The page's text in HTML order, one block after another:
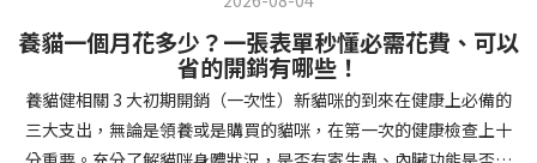
多步驟動作等。使用延遲獎勵技巧，讓幼犬學會即使沒有立即獎勵
也能保持良好行為。引入不同環境中的訓練，如公園、寵物店等，
幫助幼犬在各種情境下都能聽從指令。維持良好習慣 成功的訓練不
是一次性的，而是需要持續維護。即使幼犬已經掌握所有技能，也
要定期複習，防止行為退化。將訓練融入日常生活，如出門前的
的貓咪，如拉肚子超過2-3天，建議直接尋求獸醫師協助。並記得提
供觀察紀錄給予獸醫師進行專業判斷。貓咪拉肚子但精神很好？如
果飼主有發現貓咪拉肚子的情形，但貓咪的精神很好。有可能與飲
食方便相關，回想是否進食新的食物，或是正進行飼料更換的過
抓癢或舔舐特定部位，同時伴隨掉毛，很可能是過敏在作怪呢！貓
咪掉毛原因3. 營養不足貓咪的毛髮健康與營養息息相關！當貓咪飲
食中缺乏必要的蛋白質、脂肪酸（尤其是Omega-3和Omega-
6）、維生素或礦物質時，毛髮就會變得乾燥、脆弱，容易斷裂脫
落。長期餵食低品質或不均衡的貓糧，可能使貓咪營養不良，進而
養貓一個月花多少？一張表單秒懂必需花費、可以
省的開銷有哪些！
養貓健相關 3 大初期開銷（一次性）新貓咪的到來在健康上必備的
三大支出，無論是領養或是購買的貓咪，在第一次的健康檢查上十